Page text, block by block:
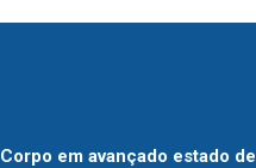
Corpo em avançado estado de